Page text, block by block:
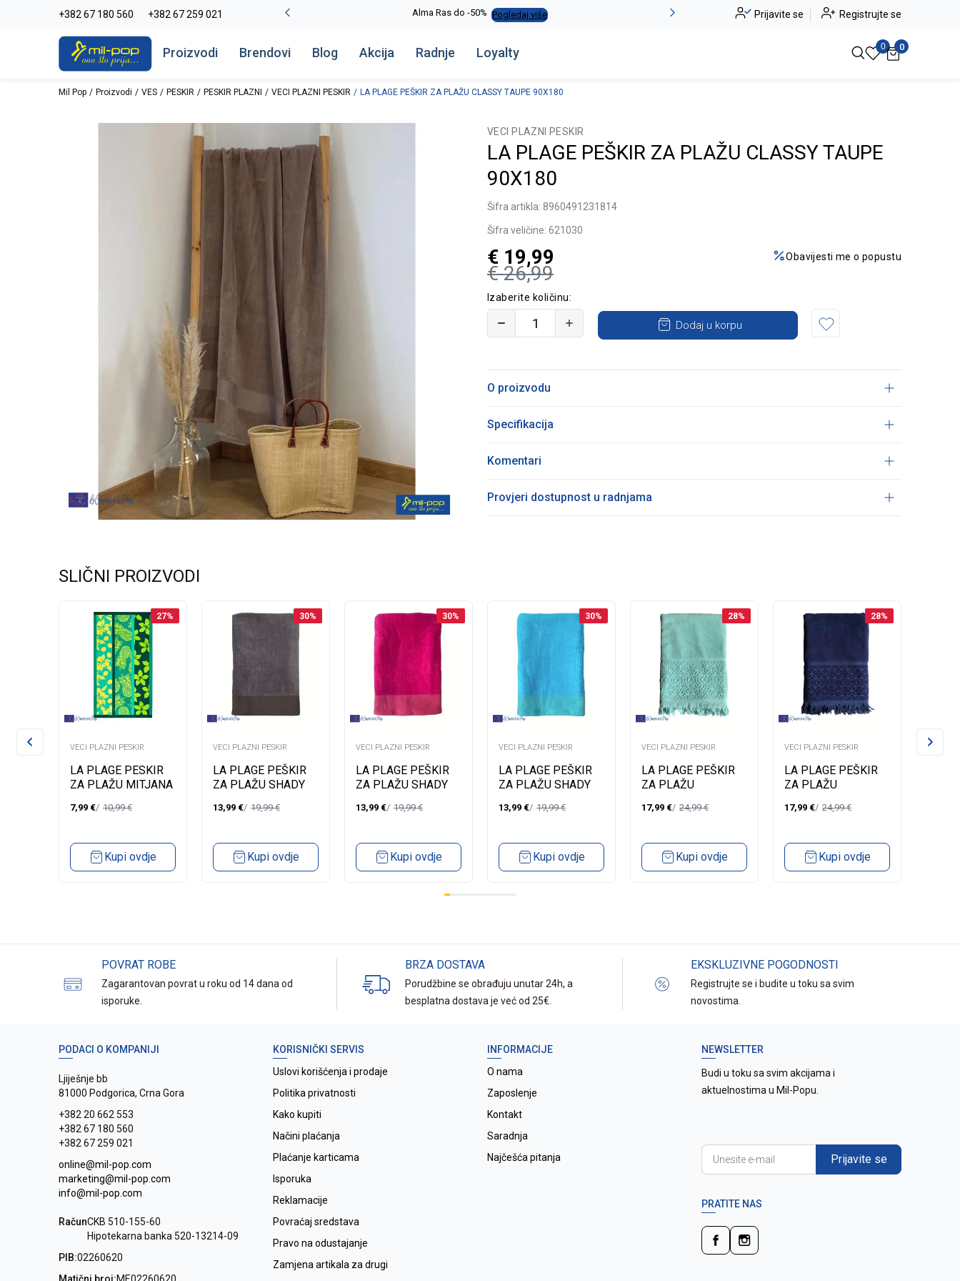
+382 67 180 560 +382 67 259 021
La Plage peškiri do -30% Pogledaj više Alma Ras do -50% Pogledaj više Novo u ponudi - Jadea Pogledaj više
Prijavite se Registrujte se
Proizvodi Brendovi Blog Akcija Radnje Loyalty 0 0
Mil Pop Proizvodi VES PESKIR PESKIR PLAZNI VECI PLAZNI PESKIR LA PLAGE PEŠKIR ZA PLAŽU CLASSY TAUPE 90X180
VECI PLAZNI PESKIR
LA PLAGE PEŠKIR ZA PLAŽU CLASSY TAUPE
90X180
Šifra artikla: 8960491231814
Šifra veličine: 621030
€ 26,99
€ 19,99 Obavijesti me o popustu
Izaberite količinu:
Dodaj u korpu
O proizvodu
Specifikacija
Komentari
Provjeri dostupnost u radnjama
SLIČNI PROIZVODI
27%
VECI PLAZNI PESKIR
LA PLAGE PESKIR
ZA PLAŽU MITJANA
7,99 € 10,99€
Kupi ovdje
30%
VECI PLAZNI PESKIR
LA PLAGE PEŠKIR
ZA PLAŽU SHADY
13,99 € 19,99€
Kupi ovdje
30%
VECI PLAZNI PESKIR
LA PLAGE PEŠKIR
ZA PLAŽU SHADY
13,99 € 19,99€
Kupi ovdje
30%
VECI PLAZNI PESKIR
LA PLAGE PEŠKIR
ZA PLAŽU SHADY
13,99 € 19,99€
Kupi ovdje
28%
VECI PLAZNI PESKIR
LA PLAGE PEŠKIR
ZA PLAŽU
90X170
17,99 € 24,99€
Kupi ovdje
28%
VECI PLAZNI PESKIR
LA PLAGE PEŠKIR
ZA PLAŽU
90X170
17,99 € 24,99€
Kupi ovdje
VECI
POVRAT ROBE
Zagarantovan povrat u roku od 14 dana od
isporuke.
BRZA DOSTAVA
Porudžbine se obrađuju unutar 24h, a
besplatna dostava je već od 25€.
EKSKLUZIVNE POGODNOSTI
Registrujte se i budite u toku sa svim
novostima.
PODACI O KOMPANIJI
Ljiješnje bb
81000 Podgorica, Crna Gora
+382 20 662 553
+382 67 180 560
+382 67 259 021
online@mil-pop.com
marketing@mil-pop.com
info@mil-pop.com
RačunCKB 510-155-60
Hipotekarna banka 520-13214-09
PIB:02260620
KORISNIČKI SERVIS
Uslovi korišćenja i prodaje
Politika privatnosti
Kako kupiti
Načini plaćanja
Plaćanje karticama
Isporuka
Reklamacije
Povraćaj sredstava
Pravo na odustajanje
Zamjena artikala za drugi
INFORMACIJE
O nama
Zaposlenje
Kontakt
Saradnja
Najčešća pitanja
NEWSLETTER
Budi u toku sa svim akcijama i
aktuelnostima u Mil-Popu.
Prijavite se
PRATITE NAS